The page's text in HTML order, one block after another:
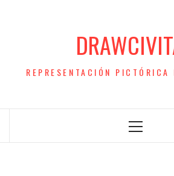
REPRESENTACIÓN
Menú